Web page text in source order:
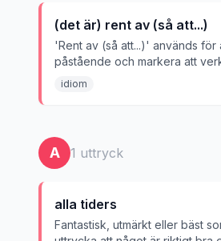
(det är) rent av (så att...)
'Rent av (så att...)' används för
påstående och markera att
är mer anmärkningsvärd än
idiom
A 1 uttryck
alla tiders
Fantastisk, utmärkt eller bäst